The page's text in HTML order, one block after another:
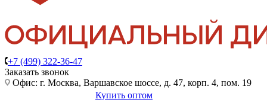
+7 (499) 322-36-47
Заказать звонок
Офис: г. Москва, Варшавское шоссе, д. 47, корп. 4, пом. 19
Купить оптом